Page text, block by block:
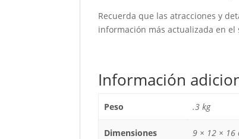
Recuerda que las atracciones y
información más actualizada en
Información
Peso .3 kg
Dimensiones 9 × 12 × 16